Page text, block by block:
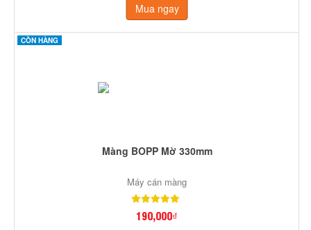
Mua ngay
CÒN HÀNG
Màng BOPP Mờ 330mm
Máy cán màng
190,000₫